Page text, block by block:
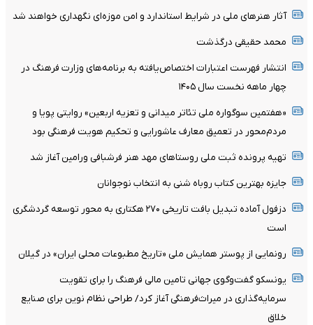
آثار هنرهای ملی در شرایط استاندارد و امن موزه‌ای نگهداری خواهند شد
محمد حقیقی درگذشت
انتشار فهرست اعتبارات اختصاص‌یافته به برنامه‌های وزارت فرهنگ در
چهار ماهه نخست سال ۱۴۰۵
«هفتمین سوگواره ملی تئاتر میدانی و تعزیه اربعین» روایتی پویا و
مردم‌محور در تعمیق معارف عاشورایی و تحکیم هویت فرهنگی بود
تهیه پرونده ثبت ملی روستاهای مهد هنر فرشبافی ورامین آغاز شد
جایزه بهترین کتاب روباه شنی به انتخاب نوجوانان
دزفول آماده تبدیل بافت تاریخی ۲۷۰ هکتاری به محور توسعه گردشگری
است
رونمایی از پوستر همایش ملی «تاریخ مطبوعات محلی ایران» در گیلان
یونسکو گفت‌وگوی جهانی تامین مالی فرهنگ را برای تقویت
سرمایه‌گذاری در میراث‌فرهنگی آغاز کرد/ طراحی نظام نوین برای صنایع
خلاق